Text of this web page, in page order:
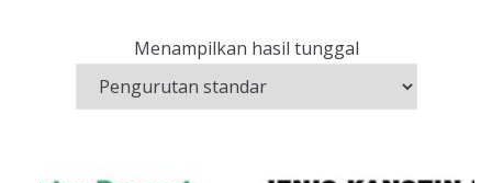
Menampilkan hasil tunggal